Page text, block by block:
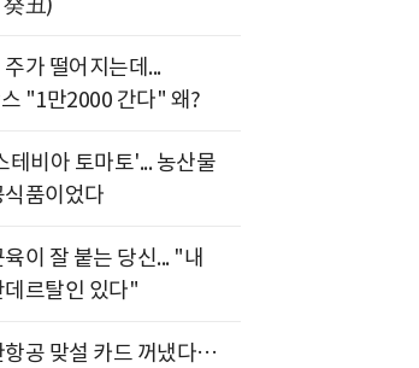
가 떨어지는데...
"1만2000 간다" 왜?
테비아 토마토'... 농산물
품이었다
이 잘 붙는 당신... "내
데르탈인 있다"
항공 맞설 카드 꺼냈다…